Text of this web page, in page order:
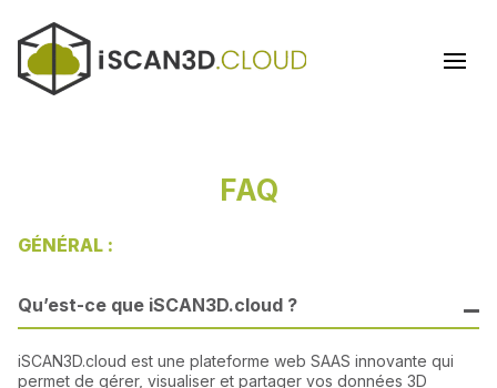
FAQ
GÉNÉRAL :
Qu’est-ce que iSCAN3D.cloud ?
iSCAN3D.cloud est une plateforme web SAAS innovante qui
permet de gérer, visualiser et partager vos données 3D